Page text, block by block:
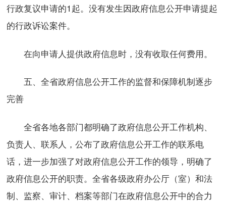
行政复议申请的1起。没有发生因政府信息公开申请提起
的行政诉讼案件。
在向申请人提供政府信息时，没有收取任何费用。
五、全省政府信息公开工作的监督和保障机制逐步
完善
全省各地各部门都明确了政府信息公开工作机构、
负责人、联系人，公布了政府信息公开工作的联系电
话，进一步加强了对政府信息公开工作的领导，明确了
政府信息公开的职责。全省各级政府办公厅（室）和法
制、监察、审计、档案等部门在政府信息公开中的合力